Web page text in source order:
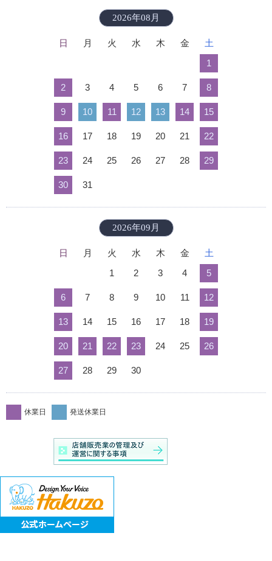
2026年08月
日 月 火 水 木 金
土
1
2 3 4 5 6 7 8
9 10 11 12 13 14 15
16 17 18 19 20 21 22
23 24 25 26 27 28 29
30 31
2026年09月
日 月 火 水 木 金
土
1
2 3 4 5
6 7 8 9 10 11 12
13 14 15 16 17 18 19
20 21 22 23 24 25 26
27 28 29 30
休業日 発送休業日